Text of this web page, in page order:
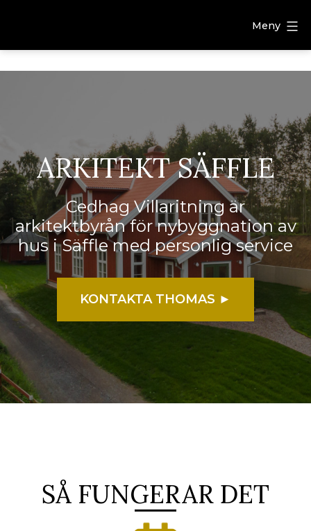
Meny
ARKITEKT SÄFFLE
Cedhag Villaritning är
arkitektbyrån för nybyggnation av
hus i Säffle med personlig service
KONTAKTA THOMAS ►
SÅ FUNGERAR DET